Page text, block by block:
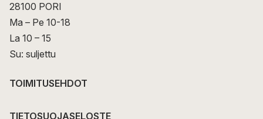
28100 PORI
Ma – Pe 10-18
La 10 – 15
Su: suljettu
TOIMITUSEHDOT
TIETOSUOJASELOSTE